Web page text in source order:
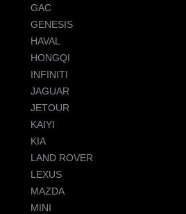
GAC
GENESIS
HAVAL
HONGQI
INFINITI
JAGUAR
JETOUR
KAIYI
KIA
LAND ROVER
LEXUS
MAZDA
MINI